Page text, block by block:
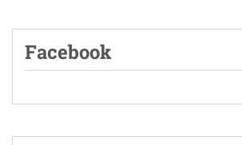
Facebook